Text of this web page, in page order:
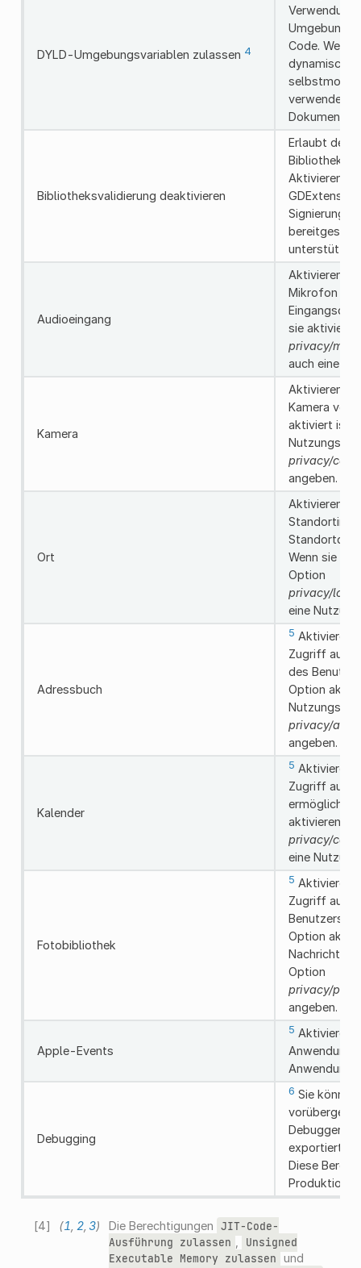
DYLD-Umgebungsvariablen zulassen 4
Verwendung
Code. Wenn
verwenden,
Bibliotheksvalidierung deaktivieren
Erlaubt der
Bibliotheken
Aktivieren
Signierung
unterstützen
Audioeingang
Aktivieren
Mikrofon
sie aktiviert
privacy/
auch eine
Kamera
Aktivieren
Kamera
aktiviert ist,
privacy/
angeben.
Ort
Aktivieren
Wenn sie
Option
privacy/
eine
Adressbuch
5 Aktivieren
Zugriff auf
des
Option
privacy/
angeben.
Kalender
5 Aktivieren
Zugriff auf
ermöglichen.
aktivieren,
privacy/
eine
Fotobibliothek
5 Aktivieren
Zugriff auf
Benutzers
Option
Nachricht
Option
privacy/
angeben.
Apple-Events
5 Aktivieren
Anwendung
Debugging
6 Sie
Debugger
exportierten
Diese
[4] (1 2, 3) Die Berechtigungen
JIT-Code-
Ausführung zulassen
Unsigned
Executable Memory zulassen und